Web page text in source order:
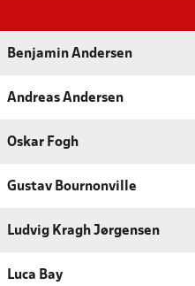
Benjamin Andersen
Andreas Andersen
Oskar Fogh
Gustav Bournonville
Ludvig Kragh Jørgensen
Luca Bay